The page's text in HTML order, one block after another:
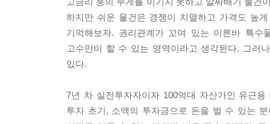
8장 셀프로 신청하는 인도명령
전자소송 사이트에서 인도명령 신청하기
인도명령 시 별지목록 작성하기
인도명령결정 여부 확인하기
강제집행신청 시 필요한 서류 전자소송 사이트에
9장 소장 접수와 소송 진행 시 꼭 알아야 하는 절차
하지만 쉬운 물건은 경쟁이 치열하고 가격도 높
기억해보자. 권리관계가 꼬여 있는 이른바 특수
고수만이 할 수 있는 영역이라고 생각된다. 그러
있다.
7년 차 실전투자자이자 100억대 자산가인 유근
투자 초기, 소액의 투자금으로 돈을 벌 수 있는